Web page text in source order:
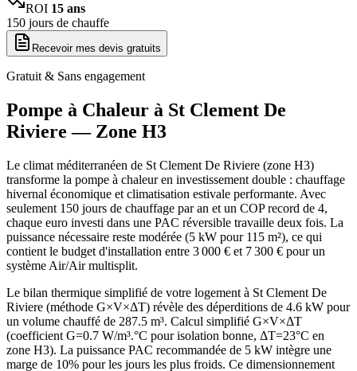
ROI 15 ans
150 jours de chauffe
Recevoir mes devis gratuits
Gratuit & Sans engagement
Pompe à Chaleur à St Clement De
Riviere — Zone H3
Le climat méditerranéen de St Clement De Riviere (zone H3)
transforme la pompe à chaleur en investissement double : chauffage
hivernal économique et climatisation estivale performante. Avec
seulement 150 jours de chauffage par an et un COP record de 4,
chaque euro investi dans une PAC réversible travaille deux fois. La
puissance nécessaire reste modérée (5 kW pour 115 m²), ce qui
contient le budget d'installation entre 3 000 € et 7 300 € pour un
système Air/Air multisplit.
Le bilan thermique simplifié de votre logement à St Clement De
Riviere (méthode G×V×ΔT) révèle des déperditions de 4.6 kW pour
un volume chauffé de 287.5 m³. Calcul simplifié G×V×ΔT
(coefficient G=0.7 W/m³.°C pour isolation bonne, ΔT=23°C en
zone H3). La puissance PAC recommandée de 5 kW intègre une
marge de 10% pour les jours les plus froids. Ce dimensionnement